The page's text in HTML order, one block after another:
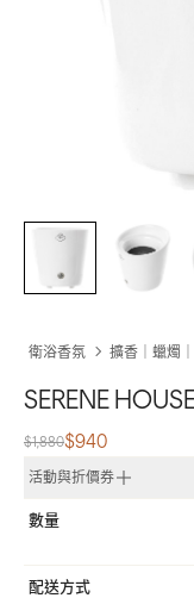
衛浴香氛 擴香｜蠟燭
SERENE
$1,880$940
活動與折價券
數量
配送方式